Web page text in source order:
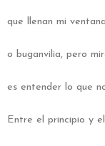
que llenan mi
o buganvilia, pero
es entender lo que
Entre el principio y